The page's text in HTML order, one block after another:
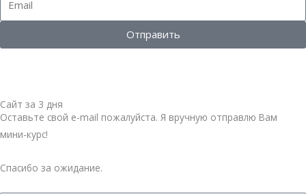
Отправить
Сайт за 3 дня
Оставьте свой е-mail пожалуйста. Я вручную отправлю Вам
мини-курс!
Спасибо за ожидание.